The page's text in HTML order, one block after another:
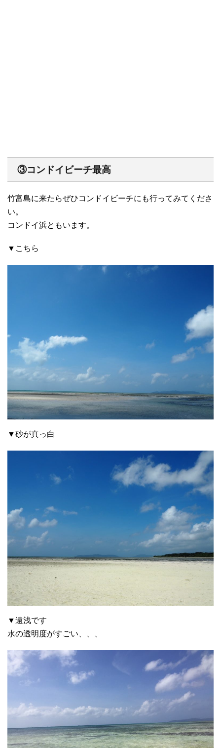
③コンドイビーチ最高
竹富島に来たらぜひコンドイビーチにも行ってみてくださ
い。
コンドイ浜ともいます。
▼こちら
▼砂が真っ白
▼遠浅です
水の透明度がすごい、、、